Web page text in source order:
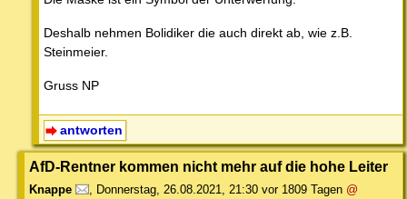
Deshalb nehmen Bolidiker die auch direkt ab, wie z.B.
Steinmeier.
Gruss NP
antworten
AfD-Rentner kommen nicht mehr auf die hohe Leiter
Knappe , Donnerstag, 26.08.2021, 21:30 vor 1809 Tagen @